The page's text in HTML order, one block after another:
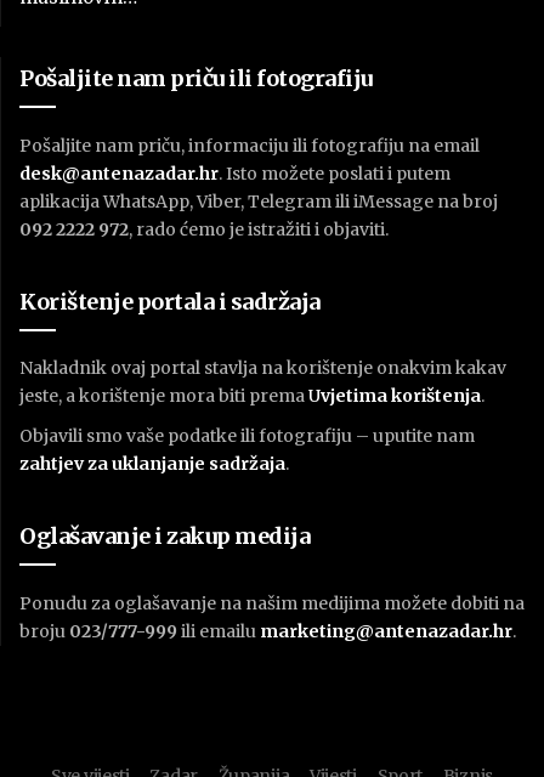
Pošaljite nam priču ili fotografiju
Pošaljite nam priču, informaciju ili fotografiju na email
desk@antenazadar.hr. Isto možete poslati i putem
aplikacija WhatsApp, Viber, Telegram ili iMessage na broj
092 2222 972, rado ćemo je istražiti i objaviti.
Korištenje portala i sadržaja
Nakladnik ovaj portal stavlja na korištenje onakvim kakav
jeste, a korištenje mora biti premaUvjetima korištenja.
Objavili smo vaše podatke ili fotografiju – uputite nam
zahtjev za uklanjanje sadržaja.
Oglašavanje i zakup medija
Ponudu za oglašavanje na našim medijima možete dobiti na
broju 023/777-999 ili emailu marketing@antenazadar.hr.